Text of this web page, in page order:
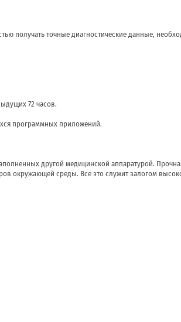
получать точные диагностические данные,
72 часов.
программных приложений.
другой медицинской аппаратурой.
окружающей среды. Все это служит залогом